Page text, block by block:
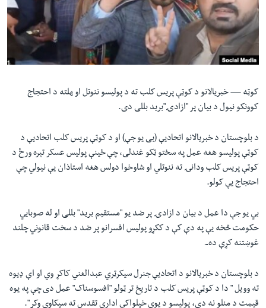
دلته
مخکې
مرکزي
لټون
واوړئ
اداریه
Learning English
کوټه —خبریالانو د کوټې پریس کلب ته د پولیسو ننوتل او ھلته د احتجاج
کوونکو نیول د بیان پر "ازادۍ"برید بللی دی.
د بلوچستان د خبریالانو اتحادیې (بی یو جې) او د کوټې پریس کلب اتحادیې د
کوټې پولیسو هغه عمل په سختو ټکو غندلی، چې ځینې پولیس عسکر تېره ورځ د
کوټې پریس کلب ودانۍ ته ننوتلي او شاوخوا دولس هغه استاذان یې نیولي چې
احتجاج یې کولو.
بي یو جې دا عمل د بیان د ازادۍ پر ضد یو "مستقیم برید" بللی او له صوبایي
حکومت څخه یې په دې کې د ککړو‎ پولیس افسرانو پر ضد د سخت قانوني چلند
غوښتنه کړې دہ۔
د بلوچستان د خبریالانو د اتحادیې جنرل سیکرټري عبدالغني کاکړ‎ وي او اې ډیوہ
ته وویل " دا د کوټې پریس کلب د تاریخ تر ټولو "افسوسناک" عمل دی چې په یوہ
قیمت د منلو نه دی، پولیسو د یوې خپلواکې ادارې تقدس ته سپکاوی وکړ‎".